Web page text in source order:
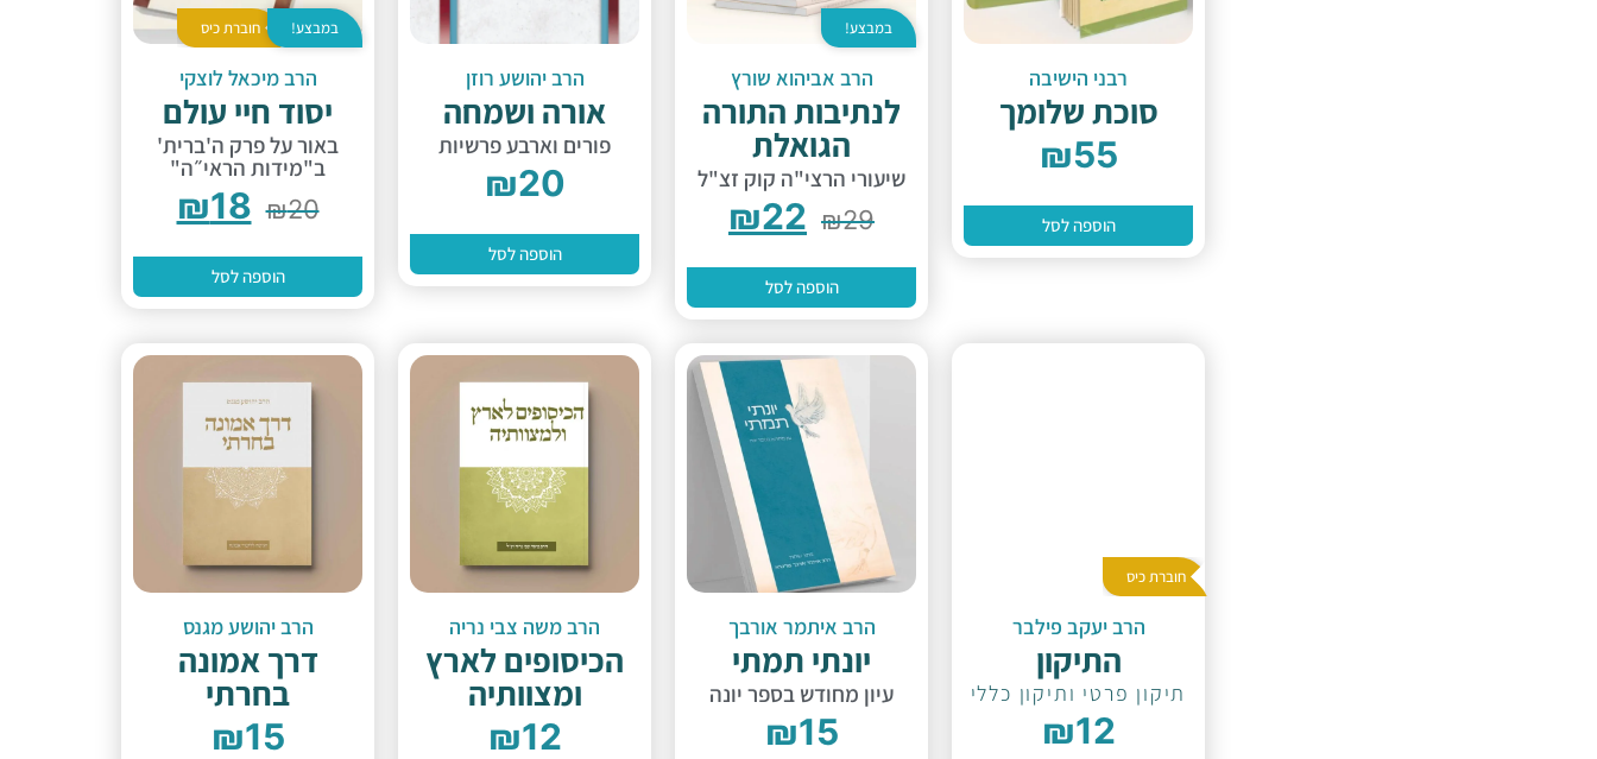
רבני הישיבה
סוכת שלומך
₪55
הוספה לסל
במבצע!
הרב אביהוא שורץ
לנתיבות התורה
הגואלת
שיעורי הרצי"ה קוק זצ"ל
₪29
₪22
הוספה לסל
הרב יהושע רוזן
אורה ושמחה
פורים וארבע פרשיות
₪20
הוספה לסל
במבצע! חוברת כיס
הרב מיכאל לוצקי
יסוד חיי עולם
באור על פרק ה'ברית'
ב"מידות הראי״ה"
₪20
₪18
הוספה לסל
חוברת כיס
הרב יעקב פילבר
התיקון
תיקון פרטי ותיקון כללי
₪12
הרב איתמר אורבך
יונתי תמתי
עיון מחודש בספר יונה
₪15
הרב משה צבי נריה
הכיסופים לארץ
ומצוותיה
₪12
הרב יהושע מגנס
דרך אמונה
בחרתי
₪15